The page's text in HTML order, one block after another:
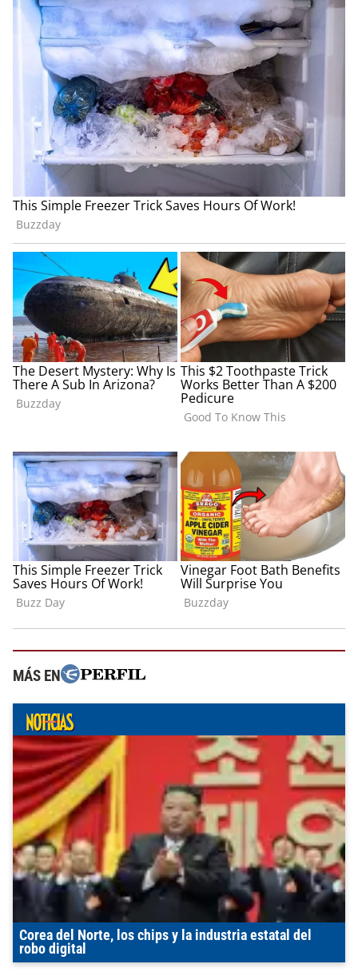
MÁS EN
Corea del Norte, los chips y la industria estatal del
robo digital